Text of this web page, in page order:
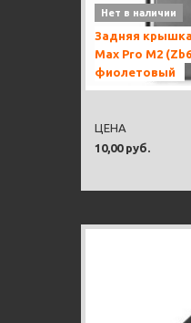
Нет в наличии
Задняя
Max Pro M2
фиолетовый
10,00 руб.
ЦЕНА